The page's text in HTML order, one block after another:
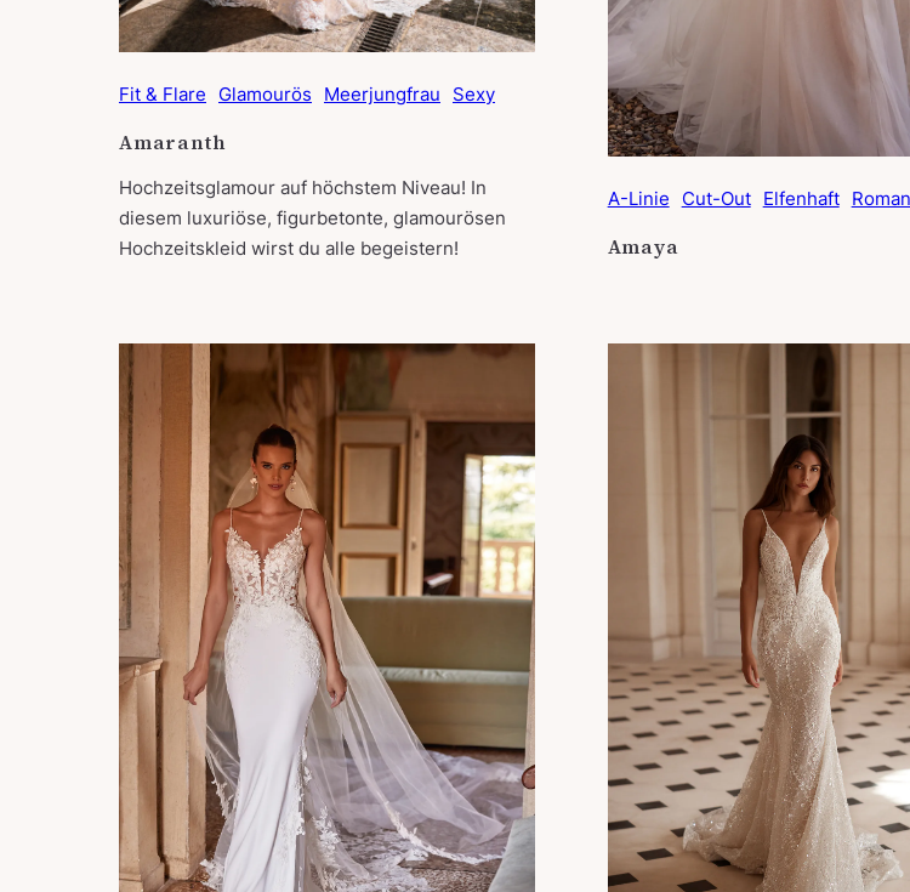
Fit & Flare Glamourös Meerjungfrau Sexy
Amaranth
Hochzeitsglamour auf höchstem Niveau! In
diesem luxuriöse, figurbetonte, glamourösen
Hochzeitskleid wirst du alle begeistern!
A-Linie Cut-Out Elfenhaft
Amaya